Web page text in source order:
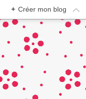
+ Créer mon blog